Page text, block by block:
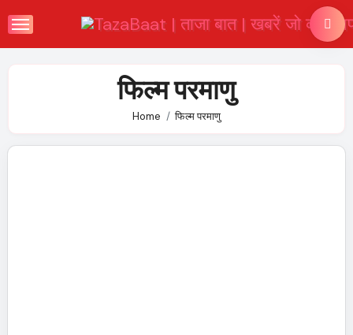
to
फिल्म परमाणु
Home फिल्म परमाणु